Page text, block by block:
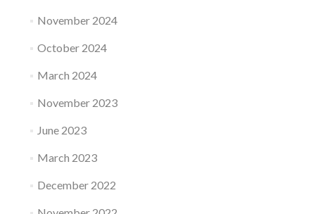
November 2024
October 2024
March 2024
November 2023
June 2023
March 2023
December 2022